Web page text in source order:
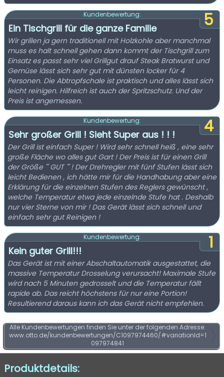
5
Kundenbewertung:
Ein Tischgrill für die ganze Familie
Wir grillen ja gern traditionell mit Holzkohle aber manchmal
muss es halt schnell gehen dann kommt der Tischgrill zum
Einsatz es passt sehr viel Grillgut drauf Steak Bratwurst und
Gemüse lässt sich sehr gut mit dünsten locker für 4
Personen. Die Abtropfschale ist praktisch und alles lässt sich
leicht reinigen. Hilfreich ist auch der Spritzschutz. Und der
Preis ist angemessen.
4
Kundenbewertung:
Sehr großer Grill ! Sieht Super aus ! ! !
Der Grill ist einfach Super ! Wird sehr schnell heiß , eine sehr
große Fläche wo alles gut Gart ! Der Preis ist für einen Grill
der Größe ''' GUT ''' ! Der Drehregler mit fünf Stufen lässt sich
leicht Bedienen , ich hätte mir für die Handhabung aber eine
Erklärung für die einzelnen Stufen des Reglers gewünscht ,
welche Temperatur etwa jede einzelnde Stufe hat . Deshalb
nur vier Sterne von mir ! Das Gerät lässt sich schnell und
einfach sehr gut Reinigen !
1
Kundenbewertung:
Kein guter Grill!!!
Das Gerät ist mit einer Abschaltautomatik ausgestattet, die
massive Temperatur Drosselung verursacht! Maximale Stufe
wird nach 5 Minuten gedrosselt und die Temperatur fällt
rapide ab. Das reicht höchstens für nur eine Portion!
Resultierend daraus kann ich das Gerät nicht empfehlen.
Alle Kundenbewertungen finden Sie unter der folgenden Adresse:
www.otto.de/kundenbewertungen/C1097974460/#variationId=1
097974841
Produktdetails: